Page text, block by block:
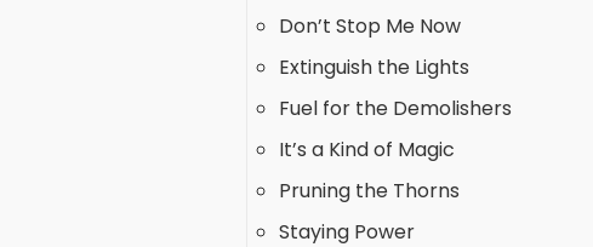
Don’t Stop Me Now
Extinguish the Lights
Fuel for the Demolishers
It’s a Kind of Magic
Pruning the Thorns
Staying Power